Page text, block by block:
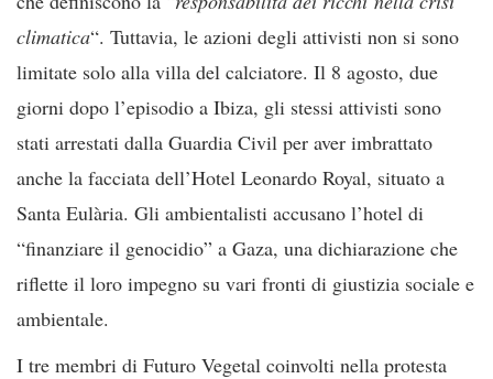
climatica“. Tuttavia, le azioni degli attivisti non si sono
limitate solo alla villa del calciatore. Il 8 agosto, due
giorni dopo l’episodio a Ibiza, gli stessi attivisti sono
stati arrestati dalla Guardia Civil per aver imbrattato
anche la facciata dell’Hotel Leonardo Royal, situato a
Santa Eulària. Gli ambientalisti accusano l’hotel di
“finanziare il genocidio” a Gaza, una dichiarazione che
riflette il loro impegno su vari fronti di giustizia sociale e
ambientale.
I tre membri di Futuro Vegetal coinvolti nella protesta